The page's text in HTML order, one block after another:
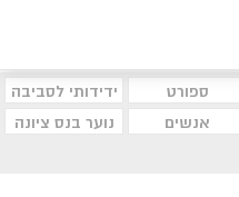
ספורט
ידידותי לסביבה
אנשים
נוער בנס ציונה